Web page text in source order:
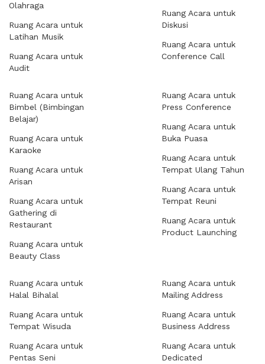
Olahraga
Ruang Acara untuk
Latihan Musik
Ruang Acara untuk
Audit
Ruang Acara untuk
Diskusi
Ruang Acara untuk
Conference Call
Ruang Acara untuk
Bimbel (Bimbingan
Belajar)
Ruang Acara untuk
Karaoke
Ruang Acara untuk
Arisan
Ruang Acara untuk
Gathering di
Restaurant
Ruang Acara untuk
Beauty Class
Ruang Acara untuk
Press Conference
Ruang Acara untuk
Buka Puasa
Ruang Acara untuk
Tempat Ulang Tahun
Ruang Acara untuk
Tempat Reuni
Ruang Acara untuk
Product Launching
Ruang Acara untuk
Halal Bihalal
Ruang Acara untuk
Tempat Wisuda
Ruang Acara untuk
Pentas Seni
Ruang Acara untuk
Mailing Address
Ruang Acara untuk
Business Address
Ruang Acara untuk
Dedicated